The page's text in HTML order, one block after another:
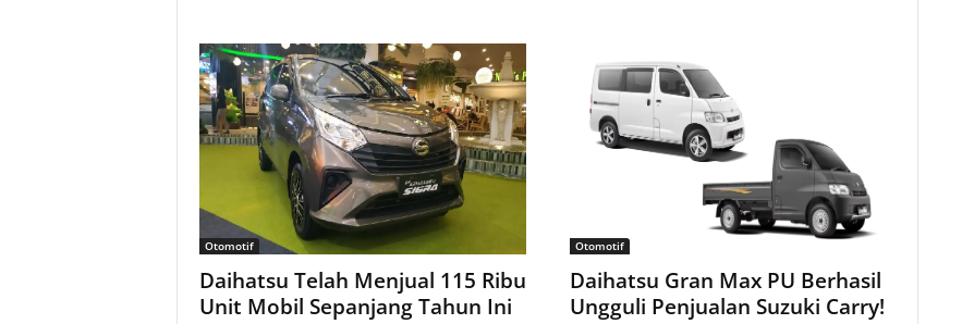
Otomotif
Daihatsu Telah Menjual 115 Ribu
Unit Mobil Sepanjang Tahun Ini
Otomotif
Daihatsu Gran Max PU Berhasil
Ungguli Penjualan Suzuki Carry!